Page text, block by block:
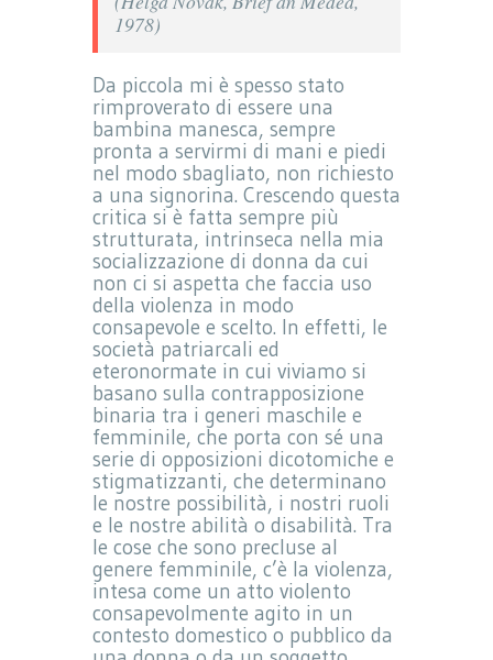
1978)
Da piccola mi è spesso stato
rimproverato di essere una
bambina manesca, sempre
pronta a servirmi di mani e piedi
nel modo sbagliato, non richiesto
a una signorina. Crescendo questa
critica si è fatta sempre più
strutturata, intrinseca nella mia
socializzazione di donna da cui
non ci si aspetta che faccia uso
della violenza in modo
consapevole e scelto. In effetti, le
società patriarcali ed
eteronormate in cui viviamo si
basano sulla contrapposizione
binaria tra i generi maschile e
femminile, che porta con sé una
serie di opposizioni dicotomiche e
stigmatizzanti, che determinano
le nostre possibilità, i nostri ruoli
e le nostre abilità o disabilità. Tra
le cose che sono precluse al
genere femminile, c’è la violenza,
intesa come un atto violento
consapevolmente agito in un
contesto domestico o pubblico da